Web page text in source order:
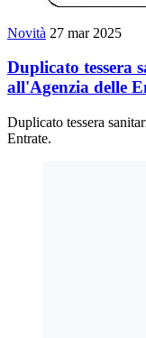
Novità 27 mar 2025
Duplicato tessera
all'Agenzia delle
Duplicato tessera
Entrate.